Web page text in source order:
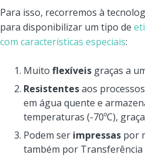
Para isso, recorremos à
para disponibilizar um tipo de
com características especiais:
Muito flexíveis graças a
Resistentesaos
em água quente e
temperaturas (-70ºC),
Podem ser impressas por
também por Transferência